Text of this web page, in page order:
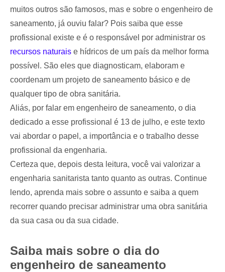
muitos outros são famosos, mas e sobre o engenheiro de
saneamento, já ouviu falar? Pois saiba que esse
profissional existe e é o responsável por administrar os
recursos naturais e hídricos de um país da melhor forma
possível. São eles que diagnosticam, elaboram e
coordenam um projeto de saneamento básico e de
qualquer tipo de obra sanitária.
Aliás, por falar em engenheiro de saneamento, o dia
dedicado a esse profissional é 13 de julho, e este texto
vai abordar o papel, a importância e o trabalho desse
profissional da engenharia.
Certeza que, depois desta leitura, você vai valorizar a
engenharia sanitarista tanto quanto as outras. Continue
lendo, aprenda mais sobre o assunto e saiba a quem
recorrer quando precisar administrar uma obra sanitária
da sua casa ou da sua cidade.
Saiba mais sobre o dia do
engenheiro de saneamento